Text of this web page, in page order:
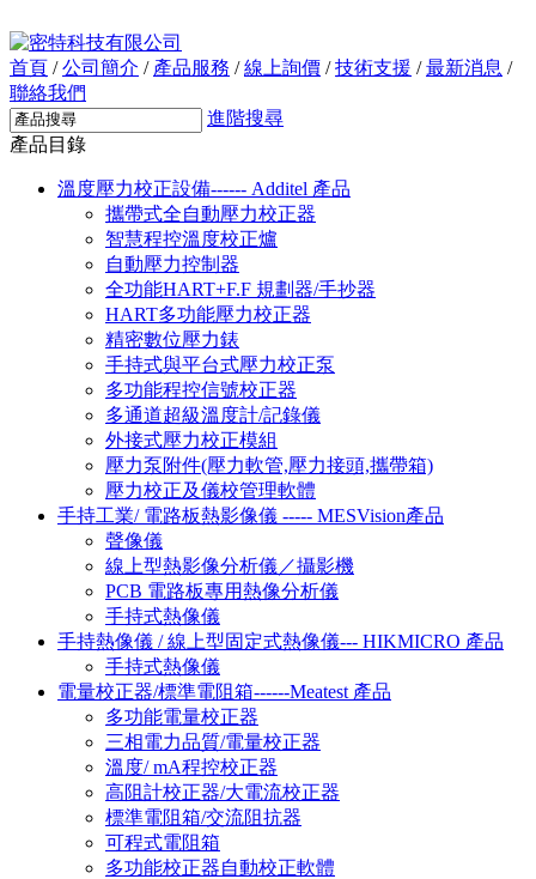
首頁 / 公司簡介 / 產品服務 / 線上詢價 / 技術支援 / 最新消息 /
聯絡我們
進階搜尋
產品目錄
溫度壓力校正設備------ Additel 產品
攜帶式全自動壓力校正器
智慧程控溫度校正爐
自動壓力控制器
全功能HART+F.F 規劃器/手抄器
HART多功能壓力校正器
精密數位壓力錶
手持式與平台式壓力校正泵
多功能程控信號校正器
多通道超級溫度計/記錄儀
外接式壓力校正模組
壓力泵附件(壓力軟管,壓力接頭,攜帶箱)
壓力校正及儀校管理軟體
手持工業/ 電路板熱影像儀 ----- MESVision產品
聲像儀
線上型熱影像分析儀／攝影機
PCB 電路板專用熱像分析儀
手持式熱像儀
手持熱像儀 / 線上型固定式熱像儀--- HIKMICRO 產品
手持式熱像儀
電量校正器/標準電阻箱------Meatest 產品
多功能電量校正器
三相電力品質/電量校正器
溫度/ mA程控校正器
高阻計校正器/大電流校正器
標準電阻箱/交流阻抗器
可程式電阻箱
多功能校正器自動校正軟體